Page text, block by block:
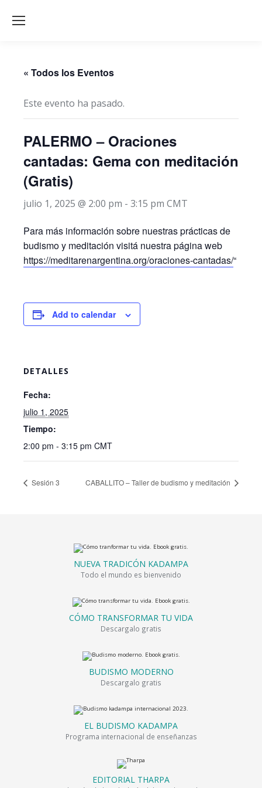
« Todos los Eventos
Este evento ha pasado.
PALERMO – Oraciones
cantadas: Gema con meditación
(Gratis)
julio 1, 2025 @ 2:00 pm - 3:15 pm CMT
Para más información sobre nuestras prácticas de
budismo y meditación visitá nuestra página web
https://meditarenargentina.org/oraciones-cantadas/“
Add to calendar
DETALLES
Fecha:
julio 1, 2025
Tiempo:
2:00 pm - 3:15 pm CMT
Sesión 3 CABALLITO – Taller de budismo y meditación
NUEVA TRADICÓN KADAMPA
Todo el mundo es bienvenido
CÓMO TRANSFORMAR TU VIDA
Descargalo gratis
BUDISMO MODERNO
Descargalo gratis
EL BUDISMO KADAMPA
Programa internacional de enseñanzas
EDITORIAL THARPA